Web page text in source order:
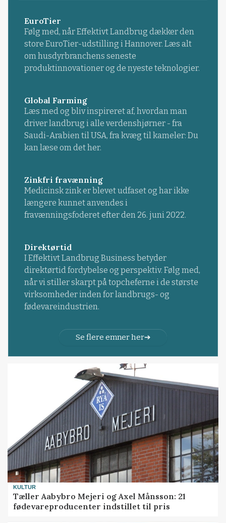
EuroTier
Følg med, når Effektivt Landbrug dækker den
store EuroTier-udstilling i Hannover. Læs alt
om husdyrbranchens seneste
produktinnovationer og de nyeste teknologier.
Global Farming
Læs med og bliv inspireret af, hvordan man
driver landbrug i alle verdenshjørner - fra
Saudi-Arabien til USA, fra kvæg til kameler: Du
kan læse om det her.
Zinkfri fravænning
Medicinsk zink er blevet udfaset og har ikke
længere kunnet anvendes i
fravænningsfoderet efter den 26. juni 2022.
Direktørtid
I Effektivt Landbrug Business betyder
direktørtid fordybelse og perspektiv. Følg med,
når vi stiller skarpt på topcheferne i de største
virksomheder inden for landbrugs- og
fødevareindustrien.
Se flere emner her
KULTUR
Tæller Aabybro Mejeri og Axel Månsson: 21
fødevareproducenter indstillet til pris